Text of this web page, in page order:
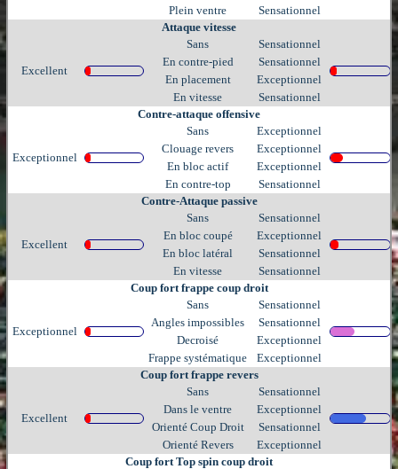
Plein ventre
Sensationnel
Attaque vitesse
Excellent
Sans
Sensationnel
En contre-pied
Sensationnel
En placement
Exceptionnel
En vitesse
Sensationnel
Contre-attaque offensive
Exceptionnel
Sans
Exceptionnel
Clouage revers
Exceptionnel
En bloc actif
Exceptionnel
En contre-top
Sensationnel
Contre-Attaque passive
Excellent
Sans
Sensationnel
En bloc coupé
Exceptionnel
En bloc latéral
Sensationnel
En vitesse
Sensationnel
Coup fort frappe coup droit
Exceptionnel
Sans
Sensationnel
Angles impossibles
Sensationnel
Decroisé
Exceptionnel
Frappe systématique
Exceptionnel
Coup fort frappe revers
Excellent
Sans
Sensationnel
Dans le ventre
Exceptionnel
Orienté Coup Droit
Sensationnel
Orienté Revers
Exceptionnel
Coup fort Top spin coup droit